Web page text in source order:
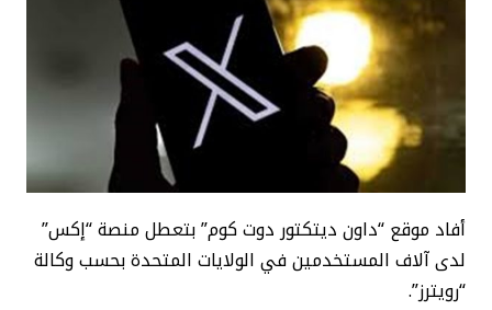
أفاد موقع “داون ديتكتور دوت كوم” بتعطل منصة “إكس”
لدى آلاف المستخدمين في الولايات المتحدة بحسب وكالة
“رويترز”.